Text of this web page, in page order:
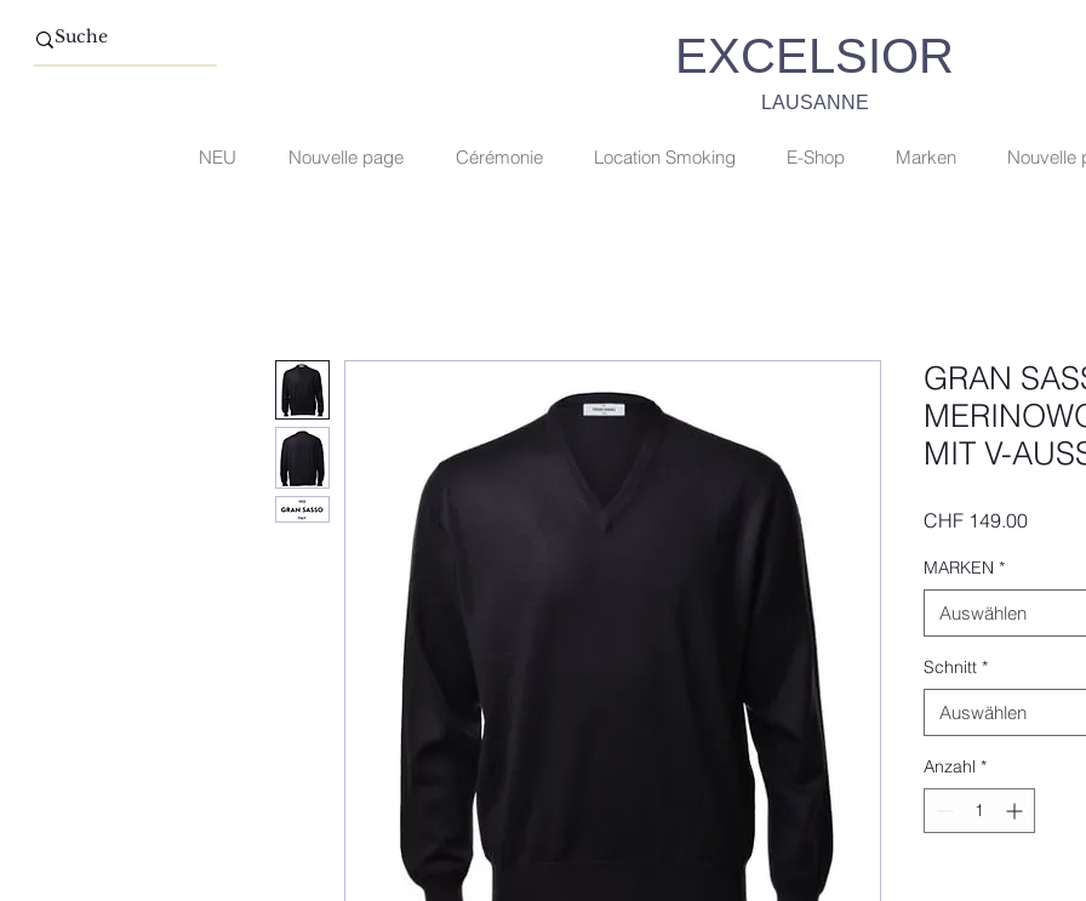
EXCELSIOR
LAUSANNE
NEU Nouvelle page Cérémonie Location Smoking E-Shop Marken Nouvelle
GRAN
MIT V-
CHF 149.00Preis
MARKEN *
Auswählen
Schnitt *
Auswählen
Anzahl *